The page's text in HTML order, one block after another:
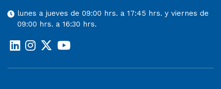
lunes a jueves de 09:00 hrs. a 17:45 hrs. y viernes de
09:00 hrs. a 16:30 hrs.